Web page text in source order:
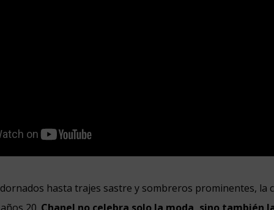
hasta trajes sastre y sombreros prominentes, la
20. Chanel no celebra solo la moda, sino también